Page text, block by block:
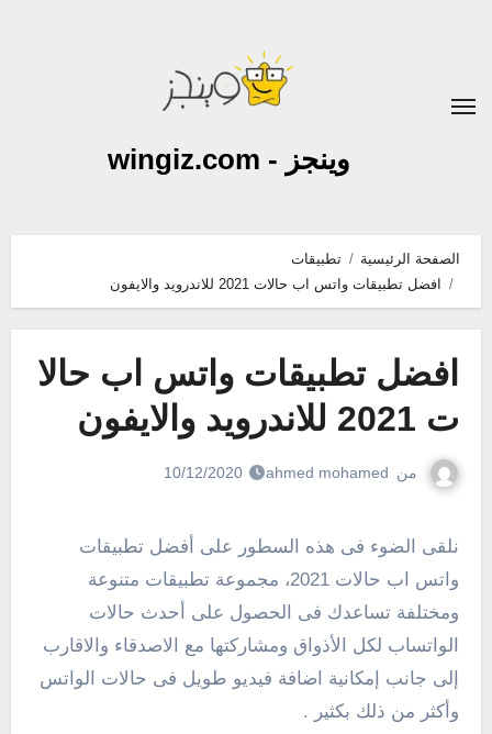
وينجز - wingiz.com
الصفحة الرئيسية
تطبيقات
افضل تطبيقات واتس اب حالات 2021 للاندرويد والايفون
افضل تطبيقات واتس اب حالا
ت 2021 للاندرويد والايفون
من ahmed mohamed
10/12/2020
نلقى الضوء فى هذه السطور على أفضل تطبيقات
واتس اب حالات 2021، مجموعة تطبيقات متنوعة
ومختلفة تساعدك فى الحصول على أحدث حالات
الواتساب لكل الأذواق ومشاركتها مع الاصدقاء والاقارب
إلى جانب إمكانية اضافة فيديو طويل فى حالات الواتس
وأكثر من ذلك بكثير .